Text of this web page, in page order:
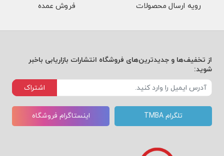
رویه ارسال محصولات فروش عمده
از تخفیف‌ها و جدیدترین‌های فروشگاه انتشارات بازاریابی باخبر
شوید:
اشتراک
تلگرام TMBA اینستاگرام فروشگاه